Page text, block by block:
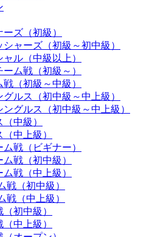
ズ（初級）
シャーズ（初級～初中級）
ル（中級以上）
ム戦（初級～）
（初級～中級）
ルス（初中級～中上級）
グルス（初中級～中上級）
中級）
中上級）
戦（ビギナー）
戦（初中級）
戦（中上級）
戦（初中級）
戦（中上級）
初中級）
中上級）